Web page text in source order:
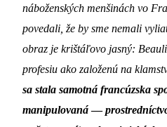
náboženských menšinách vo
povedali, že by sme nemali
obraz je krištáľovo jasný:
profesiu ako založenú na
sa stala samotná francúzska
manipulovaná—